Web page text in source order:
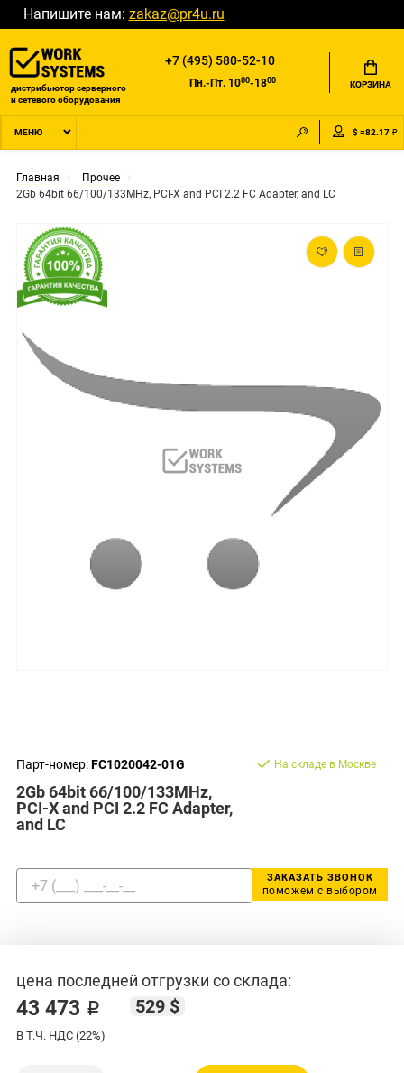
Напишите нам: zakaz@pr4u.ru
дистрибьютор серверного
и сетевого оборудования
+7 (495) 580-52-10
Пн.-Пт. 1000-1800 КОРЗИНА
МЕНЮ $ =82.17 ₽
Главная
Прочее
2Gb 64bit 66/100/133MHz, PCI-X and PCI 2.2 FC Adapter, and LC
Парт-номер:FC1020042-01G
2Gb 64bit 66/100/133MHz,
PCI-X and PCI 2.2 FC Adapter,
and LC
На складе в Москве
ЗАКАЗАТЬ ЗВОНОК
поможем с выбором
цена последней отгрузки со склада:
43 473 ₽ 529 $
В Т.Ч. НДС (22%)